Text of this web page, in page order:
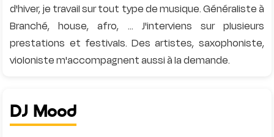
d'hiver, je travail sur tout type de musique. Généraliste à
Branché, house, afro, ... J'interviens sur plusieurs
prestations et festivals. Des artistes, saxophoniste,
DJ Mood